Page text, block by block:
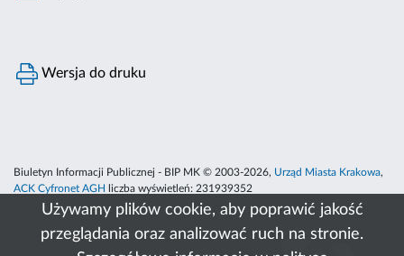
Używamy plików cookie, aby poprawić jakość
przeglądania oraz analizować ruch na stronie.
Wersja do druku
Biuletyn Informacji Publicznej - BIP MK © 2003-2026, Urząd Miasta Krakowa,
ACK Cyfronet AGH
liczba wyświetleń: 231939352